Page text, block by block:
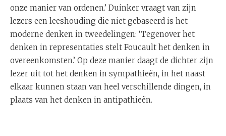
onze manier van ordenen.’ Duinker vraagt van zijn
lezers een leeshouding die niet gebaseerd is het
moderne denken in tweedelingen: ‘Tegenover het
denken in representaties stelt Foucault het denken in
overeenkomsten.’ Op deze manier daagt de dichter zijn
lezer uit tot het denken in sympathieën, in het naast
elkaar kunnen staan van heel verschillende dingen, in
plaats van het denken in antipathieën.